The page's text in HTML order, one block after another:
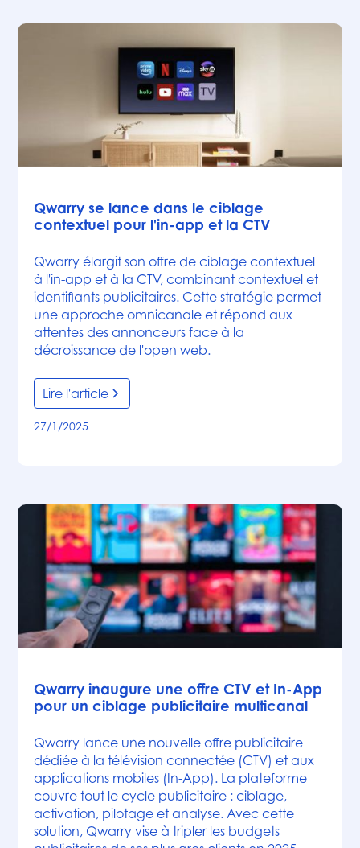
Qwarry se lance dans le ciblage
contextuel pour l'in-app et la CTV
Qwarry élargit son offre de ciblage contextuel
à l'in-app et à la CTV, combinant contextuel et
identifiants publicitaires. Cette stratégie permet
une approche omnicanale et répond aux
attentes des annonceurs face à la
décroissance de l'open web.
Lire l'article
27/1/2025
Qwarry inaugure une offre CTV et In-App
pour un ciblage publicitaire multicanal
Qwarry lance une nouvelle offre publicitaire
dédiée à la télévision connectée (CTV) et aux
applications mobiles (In-App). La plateforme
couvre tout le cycle publicitaire : ciblage,
activation, pilotage et analyse. Avec cette
solution, Qwarry vise à tripler les budgets